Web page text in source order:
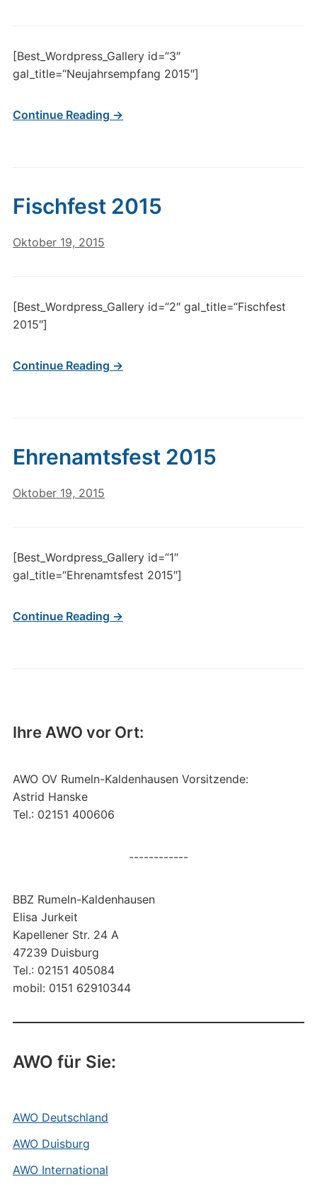
Ihre AWO vor Ort:
AWO OV Rumeln-Kaldenhausen Vorsitzende:
Astrid Hanske
Tel.: 02151 400606
------------
BBZ Rumeln-Kaldenhausen
Elisa Jurkeit
Kapellener Str. 24 A
47239 Duisburg
Tel.: 02151 405084
mobil: 0151 62910344
AWO für Sie:
AWO Deutschland
AWO Duisburg
AWO International
[Best_Wordpress_Gallery id=“3″
gal_title=“Neujahrsempfang 2015″]
Continue Reading →
Fischfest 2015
Oktober 19, 2015
[Best_Wordpress_Gallery id=“2″ gal_title=“Fischfest
2015″]
Continue Reading →
Ehrenamtsfest 2015
Oktober 19, 2015
[Best_Wordpress_Gallery id=“1″
gal_title=“Ehrenamtsfest 2015″]
Continue Reading →